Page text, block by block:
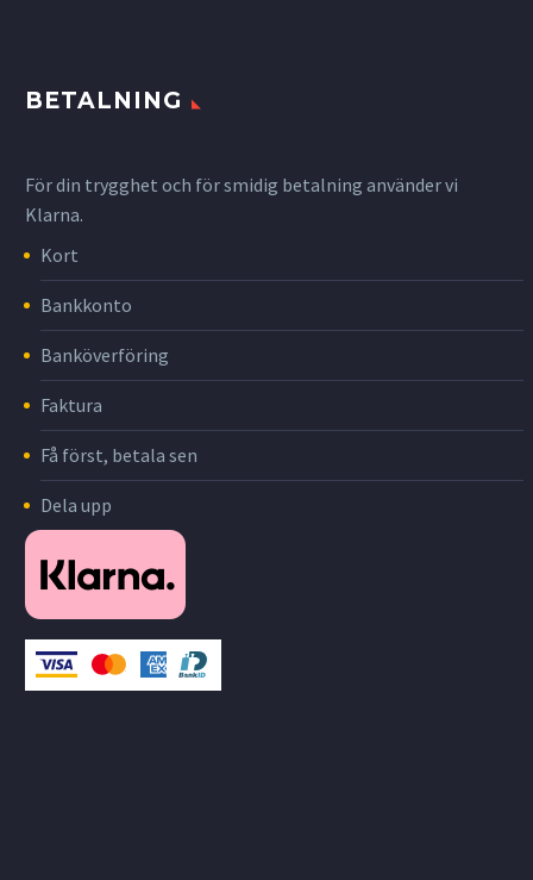
BETALNING
För din trygghet och för smidig betalning använder vi
Klarna.
Kort
Bankkonto
Banköverföring
Faktura
Få först, betala sen
Dela upp